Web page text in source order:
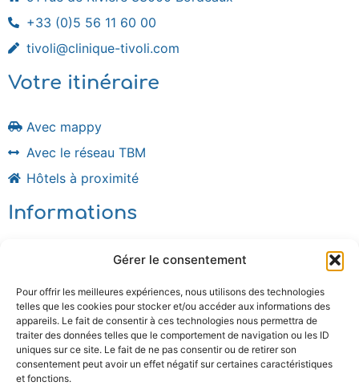
Gérer le consentement
Pour offrir les meilleures expériences, nous utilisons des technologies
telles que les cookies pour stocker et/ou accéder aux informations des
appareils. Le fait de consentir à ces technologies nous permettra de
traiter des données telles que le comportement de navigation ou les ID
uniques sur ce site. Le fait de ne pas consentir ou de retirer son
consentement peut avoir un effet négatif sur certaines caractéristiques
et fonctions.
+33 (0)5 56 11 60 00
tivoli@clinique-tivoli.com
Votre itinéraire
Avec mappy
Avec le réseau TBM
Hôtels à proximité
Informations
Politique de confidentialité
Politique de cookies (UE)
Documents